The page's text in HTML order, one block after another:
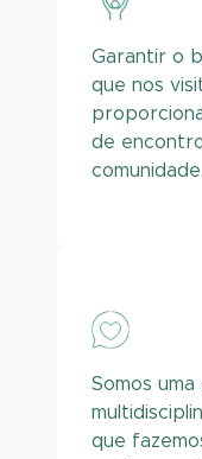
Garantir o
que nos
de
comunidade.
Somos
que